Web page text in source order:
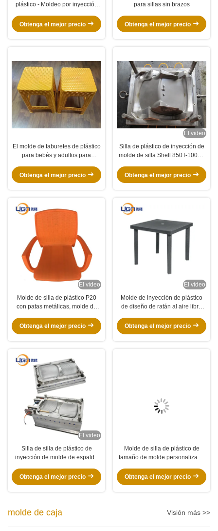
plástico - Moldeo por inyección
cuadrada/redonda
Obtenga el mejor precio
para sillas sin brazos
Obtenga el mejor precio
El molde de taburetes de plástico
para bebés y adultos para
Obtenga el mejor precio
El video
Silla de plástico de inyección de
molde de silla Shell 850T-1000T
Obtenga el mejor precio
El video
Molde de silla de plástico P20
con patas metálicas, molde de
45-60s
Obtenga el mejor precio
El video
Molde de inyección de plástico
de diseño de ratán al aire libre
cavidades para mesa cuadrada
Obtenga el mejor precio
El video
Silla de silla de plástico de
inyección de molde de espalda
oficina
Obtenga el mejor precio
Molde de silla de plástico de
tamaño de molde personalizado
500.000 ~ 1.000,000 Vida útil del
Obtenga el mejor precio
molde de caja Visión más >>